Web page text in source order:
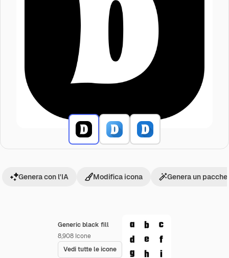
Generic black fill
8,908 Icone
Vedi tutte le icone
Genera con l'IA Modifica icona Genera un